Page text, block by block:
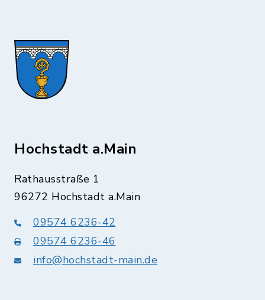
Hochstadt a.Main
Rathausstraße 1
96272 Hochstadt a.Main
09574 6236-42
09574 6236-46
info@hochstadt-main.de